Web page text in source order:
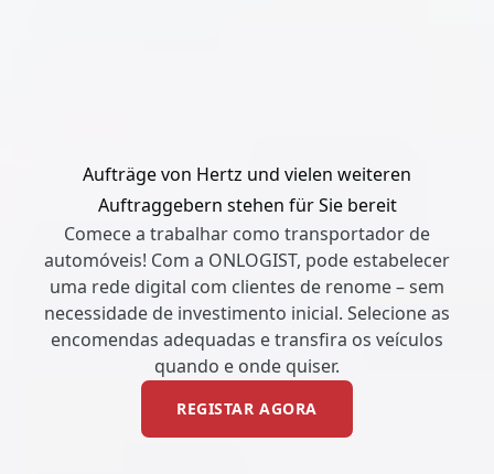
Aufträge von Hertz und vielen weiteren
Auftraggebern stehen für Sie bereit
Comece a trabalhar como transportador de
automóveis! Com a ONLOGIST, pode estabelecer
uma rede digital com clientes de renome – sem
necessidade de investimento inicial. Selecione as
encomendas adequadas e transfira os veículos
quando e onde quiser.
REGISTAR AGORA